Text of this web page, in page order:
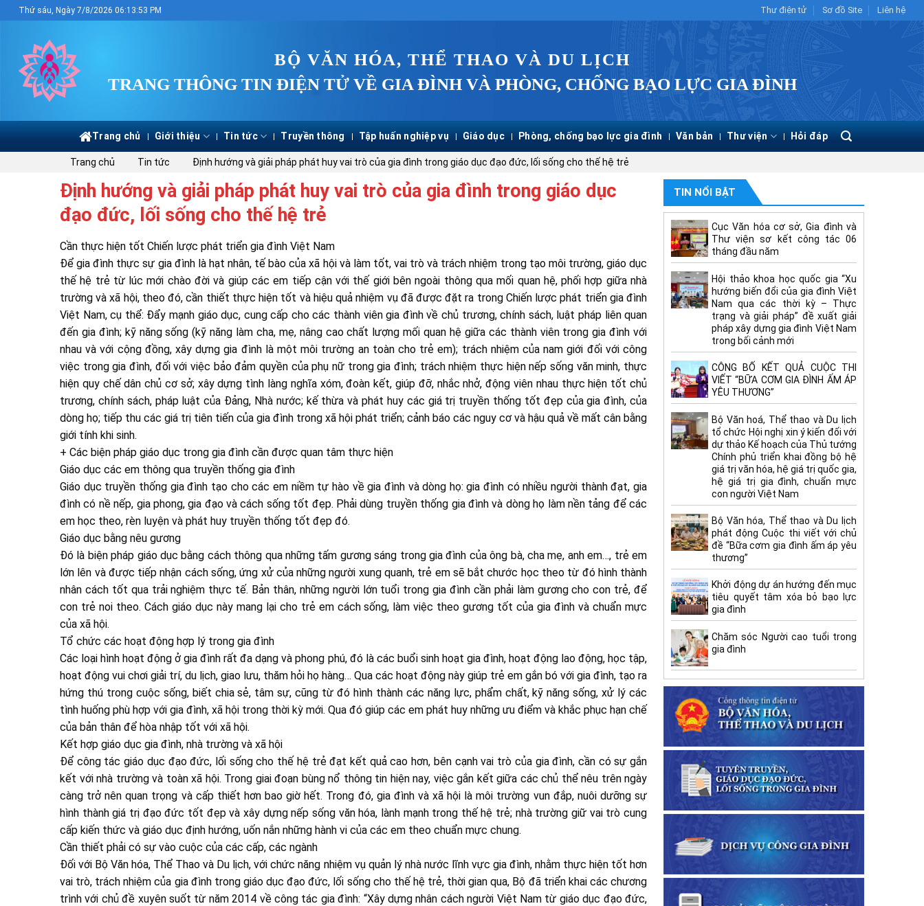
Skip
to
content
Thứ sáu, Ngày 7/8/2026 06:13:54 PM Thư điện tử Sơ đồ Site Liên hệ
BỘ VĂN HÓA, THỂ THAO VÀ DU LỊCH
TRANG THÔNG TIN ĐIỆN TỬ VỀ GIA ĐÌNH VÀ PHÒNG, CHỐNG BẠO LỰC GIA ĐÌNH
Trang chủ Giới thiệu Tin tức Truyền thông Tập huấn nghiệp vụ Giáo dục Phòng, chống bạo lực gia đình Văn bản Thư viện Hỏi đáp
Trang chủ Tin tức Định hướng và giải pháp phát huy vai trò của gia đình trong giáo dục đạo đức, lối sống cho thế hệ trẻ
Định hướng và giải pháp phát huy vai trò của gia đình trong giáo dục
đạo đức, lối sống cho thế hệ trẻ
Cần thực hiện tốt Chiến lược phát triển gia đình Việt Nam
Để gia đình thực sự gia đình là hạt nhân, tế bào của xã hội và làm tốt, vai trò và trách nhiệm trong tạo môi trường, giáo dục
thế hệ trẻ từ lúc mới chào đời và giúp các em tiếp cận với thế giới bên ngoài thông qua mối quan hệ, phối hợp giữa nhà
trường và xã hội, theo đó, cần thiết thực hiện tốt và hiệu quả nhiệm vụ đã được đặt ra trong Chiến lược phát triển gia đình
Việt Nam, cụ thể: Đẩy mạnh giáo dục, cung cấp cho các thành viên gia đình về chủ trương, chính sách, luật pháp liên quan
đến gia đình; kỹ năng sống (kỹ năng làm cha, mẹ, nâng cao chất lượng mối quan hệ giữa các thành viên trong gia đình với
nhau và với cộng đồng, xây dựng gia đình là một môi trường an toàn cho trẻ em); trách nhiệm của nam giới đối với công
việc trong gia đình, đối với việc bảo đảm quyền của phụ nữ trong gia đình; trách nhiệm thực hiện nếp sống văn minh, thực
hiện quy chế dân chủ cơ sở; xây dựng tình làng nghĩa xóm, đoàn kết, giúp đỡ, nhắc nhở, động viên nhau thực hiện tốt chủ
trương, chính sách, pháp luật của Đảng, Nhà nước; kế thừa và phát huy các giá trị truyền thống tốt đẹp của gia đình, của
dòng họ; tiếp thu các giá trị tiên tiến của gia đình trong xã hội phát triển; cảnh báo các nguy cơ và hậu quả về mất cân bằng
giới tính khi sinh.
+ Các biện pháp giáo dục trong gia đình cần được quan tâm thực hiện
Giáo dục các em thông qua truyền thống gia đình
Giáo dục truyền thống gia đình tạo cho các em niềm tự hào về gia đình và dòng họ: gia đình có nhiều người thành đạt, gia
đình có nề nếp, gia phong, gia đạo và cách sống tốt đẹp. Phải dùng truyền thống gia đình và dòng họ làm nền tảng để các
em học theo, rèn luyện và phát huy truyền thống tốt đẹp đó.
Giáo dục bằng nêu gương
Đó là biện pháp giáo dục bằng cách thông qua những tấm gương sáng trong gia đình của ông bà, cha mẹ, anh em…, trẻ em
lớn lên và được tiếp nhận cách sống, ứng xử của những người xung quanh, trẻ em sẽ bắt chước học theo từ đó hình thành
nhân cách tốt qua trải nghiệm thực tế. Bản thân, những người lớn tuổi trong gia đình cần phải làm gương cho con trẻ, để
con trẻ noi theo. Cách giáo dục này mang lại cho trẻ em cách sống, làm việc theo gương tốt của gia đình và chuẩn mực
của xã hội.
Tổ chức các hoạt động hợp lý trong gia đình
Các loại hình hoạt động ở gia đình rất đa dạng và phong phú, đó là các buổi sinh hoạt gia đình, hoạt động lao động, học tập,
hoạt động vui chơi giải trí, du lịch, giao lưu, thăm hỏi họ hàng… Qua các hoạt động này giúp trẻ em gắn bó với gia đình, tạo ra
hứng thú trong cuộc sống, biết chia sẻ, tâm sự, cũng từ đó hình thành các năng lực, phẩm chất, kỹ năng sống, xử lý các
tình huống phù hợp với gia đình, xã hội trong thời kỳ mới. Qua đó giúp các em phát huy những ưu điểm và khắc phục hạn chế
của bản thân để hòa nhập tốt với xã hội.
Kết hợp giáo dục gia đình, nhà trường và xã hội
Để công tác giáo dục đạo đức, lối sống cho thế hệ trẻ đạt kết quả cao hơn, bên cạnh vai trò của gia đình, cần có sự gắn
kết với nhà trường và toàn xã hội. Trong giai đoạn bùng nổ thông tin hiện nay, việc gắn kết giữa các chủ thể nêu trên ngày
càng trở nên quan trọng và cấp thiết hơn bao giờ hết. Trong đó, gia đình và xã hội là môi trường vun đắp, nuôi dưỡng sự
hình thành giá trị đạo đức tốt đẹp và xây dựng nếp sống văn hóa, lành mạnh trong thế hệ trẻ; nhà trường giữ vai trò cung
cấp kiến thức và giáo dục định hướng, uốn nắn những hành vi của các em theo chuẩn mực chung.
Cần thiết phải có sự vào cuộc của các cấp, các ngành
Đối với Bộ Văn hóa, Thể Thao và Du lịch, với chức năng nhiệm vụ quản lý nhà nước lĩnh vực gia đình, nhằm thực hiện tốt hơn
vai trò, trách nhiệm của gia đình trong giáo dục đạo đức, lối sống cho thế hệ trẻ, thời gian qua, Bộ đã triển khai các chương
trình với chủ đề xuyên suốt từ năm 2014 về công tác gia đình: “Xây dựng nhân cách người Việt Nam từ giáo dục đạo đức,
TIN NỔI BẬT
Cục Văn hóa cơ sở, Gia đình và
Thư viện sơ kết công tác 06
tháng đầu năm
Hội thảo khoa học quốc gia “Xu
hướng biến đổi của gia đình Việt
Nam qua các thời kỳ – Thực
trạng và giải pháp” đề xuất giải
pháp xây dựng gia đình Việt Nam
trong bối cảnh mới
CÔNG BỐ KẾT QUẢ CUỘC THI
VIẾT “BỮA CƠM GIA ĐÌNH ẤM ÁP
YÊU THƯƠNG”
Bộ Văn hoá, Thể thao và Du lịch
tổ chức Hội nghị xin ý kiến đối với
dự thảo Kế hoạch của Thủ tướng
Chính phủ triển khai đồng bộ hệ
giá trị văn hóa, hệ giá trị quốc gia,
hệ giá trị gia đình, chuẩn mực
con người Việt Nam
Bộ Văn hóa, Thể thao và Du lịch
phát động Cuộc thi viết với chủ
đề “Bữa cơm gia đình ấm áp yêu
thương”
Khởi động dự án hướng đến mục
tiêu quyết tâm xóa bỏ bạo lực
gia đình
Chăm sóc Người cao tuổi trong
gia đình